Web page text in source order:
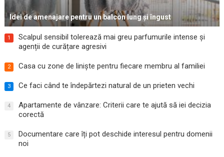
Idei de amenajare pentru un balcon lung și îngust
1
Scalpul sensibil tolerează mai greu parfumurile intense și
agenții de curățare agresivi
2 Casa cu zone de liniște pentru fiecare membru al familiei
3 Ce faci când te îndepărtezi natural de un prieten vechi
4
Apartamente de vânzare: Criterii care te ajută să iei decizia
corectă
5
Documentare care îți pot deschide interesul pentru domenii
noi